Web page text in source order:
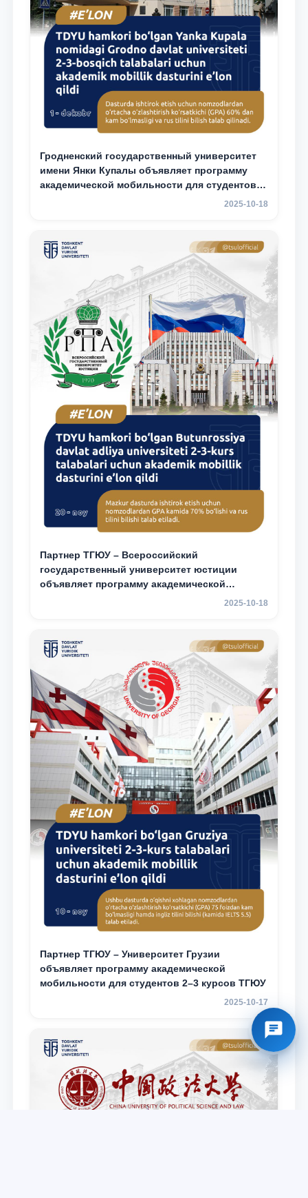
Гродненский государственный университет
имени Янки Купалы объявляет программу
академической мобильности для студентов 2-
2025-10-18
Партнер ТГЮУ – Всероссийский
государственный университет юстиции
объявляет программу академической
мобильности для студентов 2–3 курсов ТГЮУ
2025-10-18
Партнер ТГЮУ – Университет Грузии
объявляет программу академической
мобильности для студентов 2–3 курсов ТГЮУ
2025-10-17